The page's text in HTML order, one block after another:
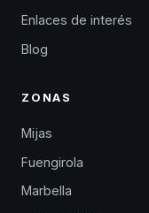
Enlaces de interés
Blog
ZONAS
Mijas
Fuengirola
Marbella